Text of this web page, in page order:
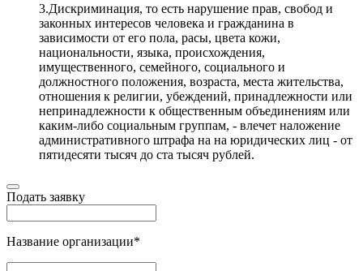
3.Дискриминация, то есть нарушение прав, свобод и
законных интересов человека и гражданина в
зависимости от его пола, расы, цвета кожи,
национальности, языка, происхождения,
имущественного, семейного, социального и
должностного положения, возраста, места жительства,
отношения к религии, убеждений, принадлежности или
непринадлежности к общественным объединениям или
каким-либо социальным группам, - влечет наложение
административного штрафа на на юридических лиц - от
пятидесяти тысяч до ста тысяч рублей.
Подать заявку
Название организации*